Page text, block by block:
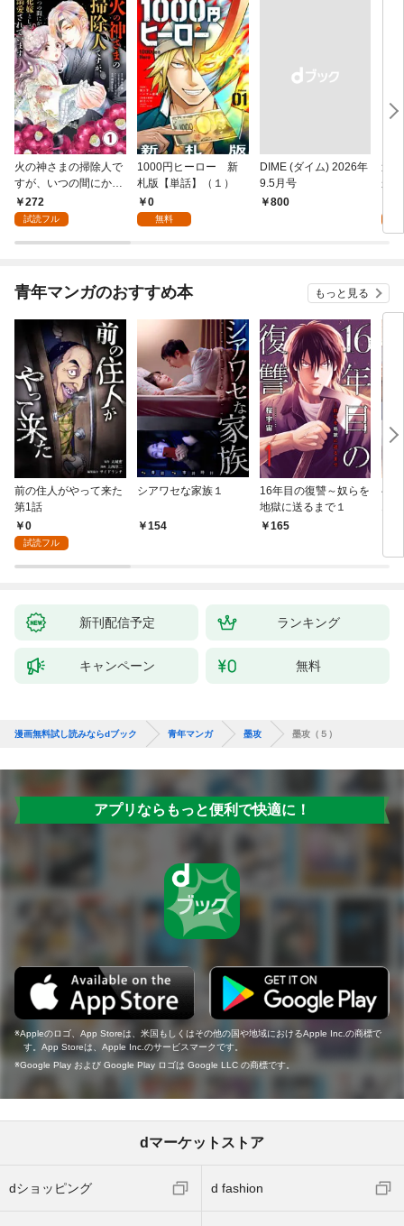
火の神さまの掃除人で
すが、いつの間にか花
嫁として溺愛されてい
ます【単話】（１）
272
試読フル
1000円ヒーロー 新
札版【単話】（１）
0
無料
DIME (ダイム) 2026年
9.5月号
￥800
追
か
れ
（
青年マンガのおすすめ本 もっと見る
前の住人がやって来た
第1話
0
試読フル
シアワセな家族１
154
16年目の復讐～奴らを
地獄に送るまで１
165
ベ
新刊配信予定 ランキング
キャンペーン 無料
漫画無料試し読みならdブック 青年マンガ 墨攻 墨攻（５）
アプリならもっと便利で快適に！
Appleのロゴ、App Storeは、米国もしくはその他の国や地域におけるApple Inc.の商標で
す。App Storeは、Apple Inc.のサービスマークです。
Google Play および Google Play ロゴは Google LLC の商標です。
dマーケットストア
dショッピング d fashion